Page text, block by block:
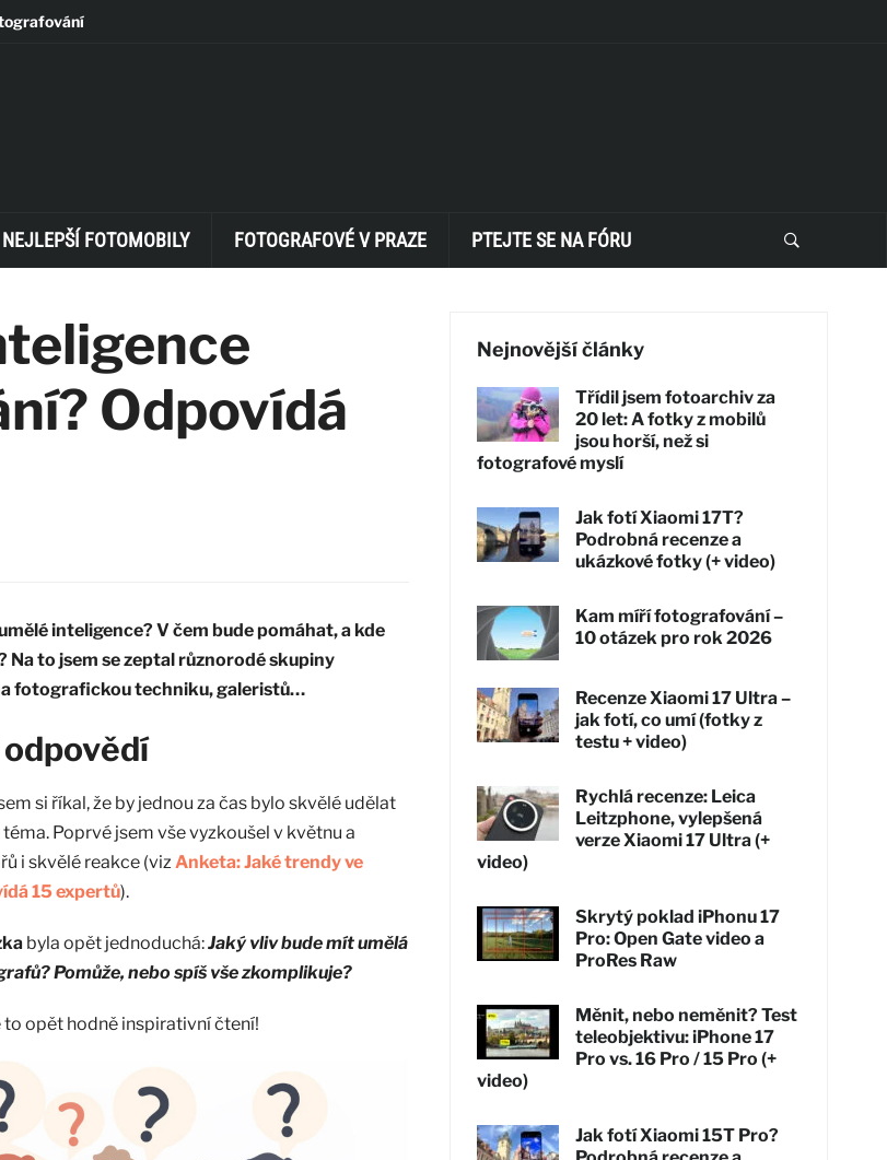
NEJLEPŠÍ FOTOMOBILY FOTOGRAFOVÉ V PRAZE PTEJTE SE NA FÓRU
Odpovídá
inteligence? V čem bude pomáhat, a kde
Na to jsem se zeptal různorodé skupiny
fotografickou techniku, galeristů…
si říkal, že by jednou za čas bylo skvělé udělat
Poprvé jsem vše vyzkoušel v květnu a
i skvělé reakce (vizAnketa: Jaké trendy ve
15 expertů).
byla opět jednoduchá:Jaký vliv bude mít umělá
Pomůže, nebo spíš vše zkomplikuje?
opět hodně inspirativní čtení!
Nejnovější články
Třídil jsem fotoarchiv za
20 let: A fotky z mobilů
jsou horší, než si
fotografové myslí
Jak fotí Xiaomi 17T?
Podrobná recenze a
ukázkové fotky (+ video)
Kam míří fotografování –
10 otázek pro rok 2026
Recenze Xiaomi 17 Ultra –
jak fotí, co umí (fotky z
testu + video)
Rychlá recenze: Leica
Leitzphone, vylepšená
verze Xiaomi 17 Ultra (+
video)
Skrytý poklad iPhonu 17
Pro: Open Gate video a
ProRes Raw
Měnit, nebo neměnit? Test
teleobjektivu: iPhone 17
Pro vs. 16 Pro / 15 Pro (+
video)
Jak fotí Xiaomi 15T Pro?